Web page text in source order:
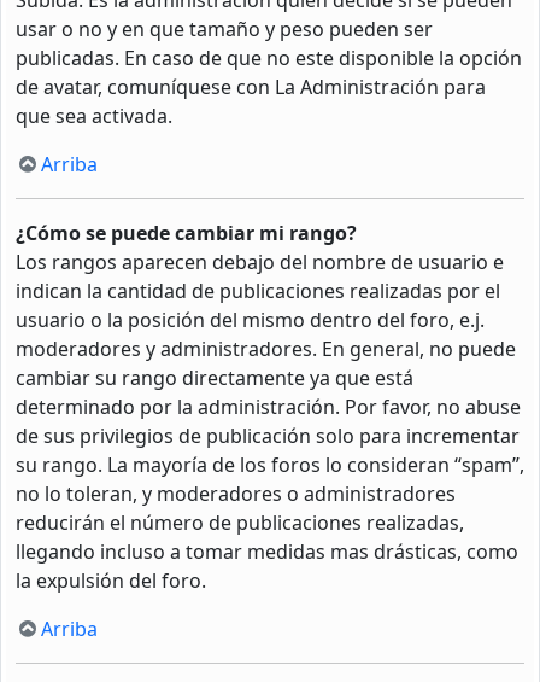
usar o no y en que tamaño y peso pueden ser
publicadas. En caso de que no este disponible la opción
de avatar, comuníquese con La Administración para
que sea activada.
Arriba
¿Cómo se puede cambiar mi rango?
Los rangos aparecen debajo del nombre de usuario e
indican la cantidad de publicaciones realizadas por el
usuario o la posición del mismo dentro del foro, e.j.
moderadores y administradores. En general, no puede
cambiar su rango directamente ya que está
determinado por la administración. Por favor, no abuse
de sus privilegios de publicación solo para incrementar
su rango. La mayoría de los foros lo consideran “spam”,
no lo toleran, y moderadores o administradores
reducirán el número de publicaciones realizadas,
llegando incluso a tomar medidas mas drásticas, como
la expulsión del foro.
Arriba